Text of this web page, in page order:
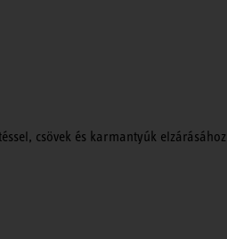
csövek és karmantyúk